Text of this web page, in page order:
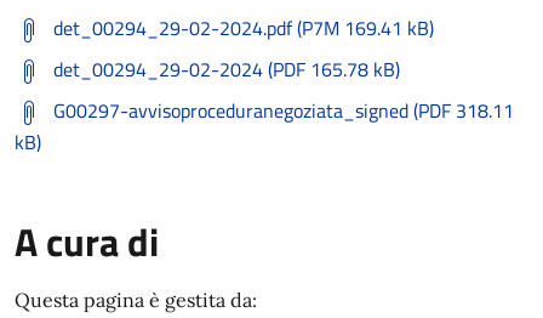
det_00294_29-02-2024.pdf (P7M 169.41 kB)
det_00294_29-02-2024 (PDF 165.78 kB)
G00297-avvisoproceduranegoziata_signed (PDF 318.11
kB)
A cura di
Questa pagina è gestita da: